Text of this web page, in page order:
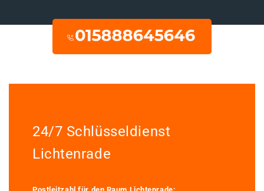
24/7 Schlüsseldienst
Lichtenrade